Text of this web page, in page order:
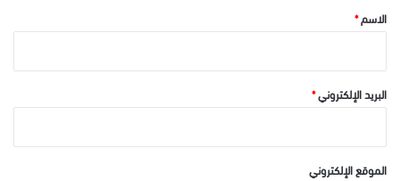
*الاسم*
البريد الإلكتروني*
الموقع الإلكتروني